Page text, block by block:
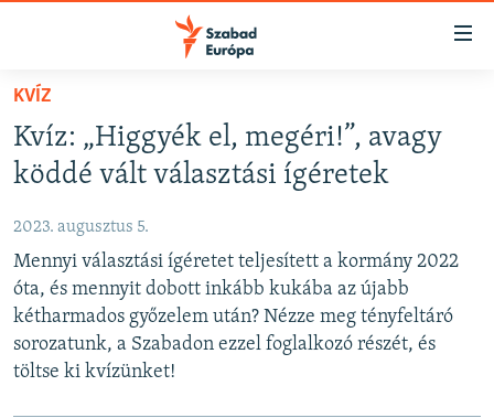
Akadálymentes
Ugrás
fő
oldalra
tartalomjegyzékre
Ugrás
keresésre
AKTUÁLIS
VIDEÓK
ELEMZŐ
NER15
SZABADON
KVÍZ
Kvíz: „Higgyék el, megéri!”, avagy
köddé vált választási ígéretek
2023. augusztus 5.
Mennyi választási ígéretet teljesített a kormány 2022
óta, és mennyit dobott inkább kukába az újabb
kétharmados győzelem után? Nézze meg tényfeltáró
sorozatunk, a Szabadon ezzel foglalkozó részét, és
töltse ki kvízünket!
Spotify
Feliratkozás